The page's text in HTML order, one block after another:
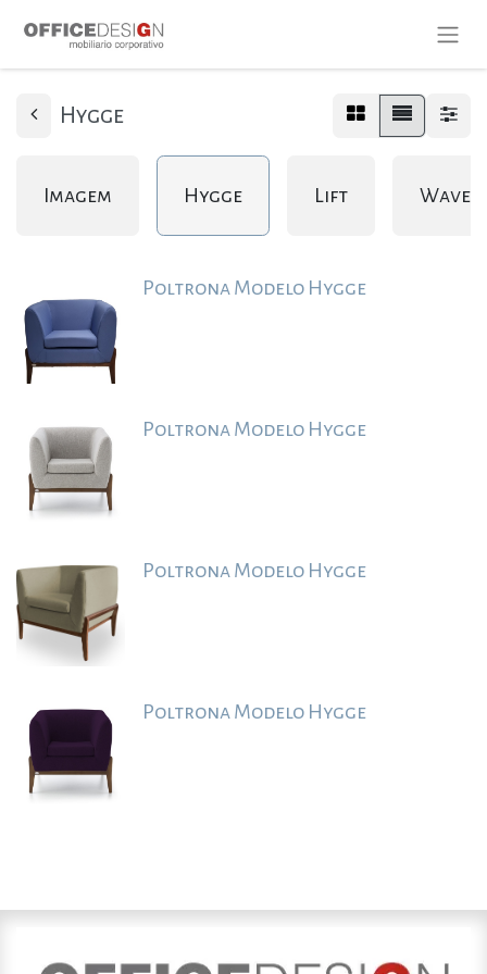
Hygge
Imagem Hygge Lift Wave
Poltrona Modelo Hygge
Poltrona Modelo Hygge
Poltrona Modelo Hygge
Poltrona Modelo Hygge